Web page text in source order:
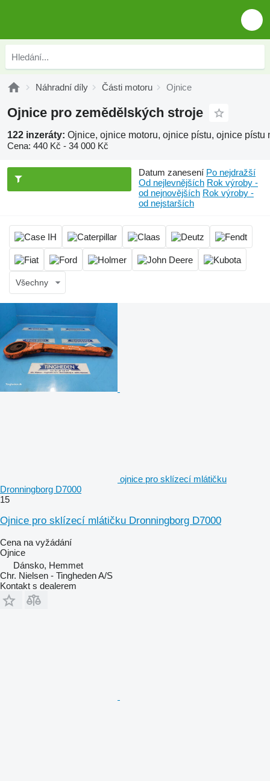
Náhradní díly Části motoru Ojnice
Ojnice pro zemědělských stroje
122 inzeráty: Ojnice, ojnice motoru, ojnice pístu, ojnice pístu
Cena: 440 Kč - 34 000 Kč
Datum zanesení Po nejdražší
Od nejlevnějších Rok výroby -
od nejnovějších Rok výroby -
od nejstarších
Všechny
ojnice pro sklízecí mlátičku
Dronningborg D7000
15
Ojnice pro sklízecí mlátičku Dronningborg D7000
Cena na vyžádání
Ojnice
Dánsko, Hemmet
Chr. Nielsen - Tingheden A/S
Kontakt s dealerem